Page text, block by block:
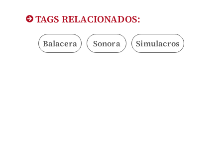
TAGS RELACIONADOS:
Balacera Sonora Simulacros